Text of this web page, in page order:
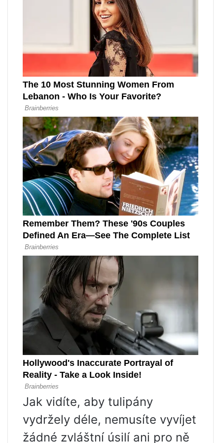
Jak vidíte, aby tulipány
vydržely déle, nemusíte vyvíjet
žádné zvláštní úsilí ani pro ně